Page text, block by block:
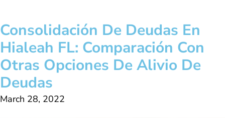
Consolidación De Deudas En
Hialeah FL: Comparación Con
Otras Opciones De Alivio De
Deudas
March 28, 2022